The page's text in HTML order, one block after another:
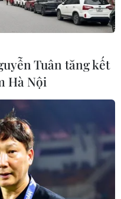
Tuân tăng kết
Hà Nội